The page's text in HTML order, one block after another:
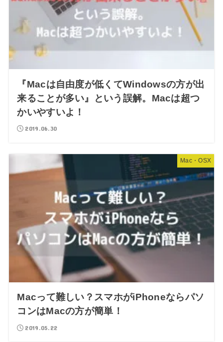
『Macは自由度が低くてWindowsの方が出
来ることが多い』という誤解。Macは超つ
かいやすいよ！
2019.06.30
Mac・OSX
Macって難しい？スマホがiPhoneならパソ
コンはMacの方が簡単！
2019.05.22